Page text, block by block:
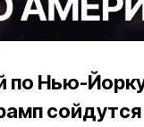
Нью-